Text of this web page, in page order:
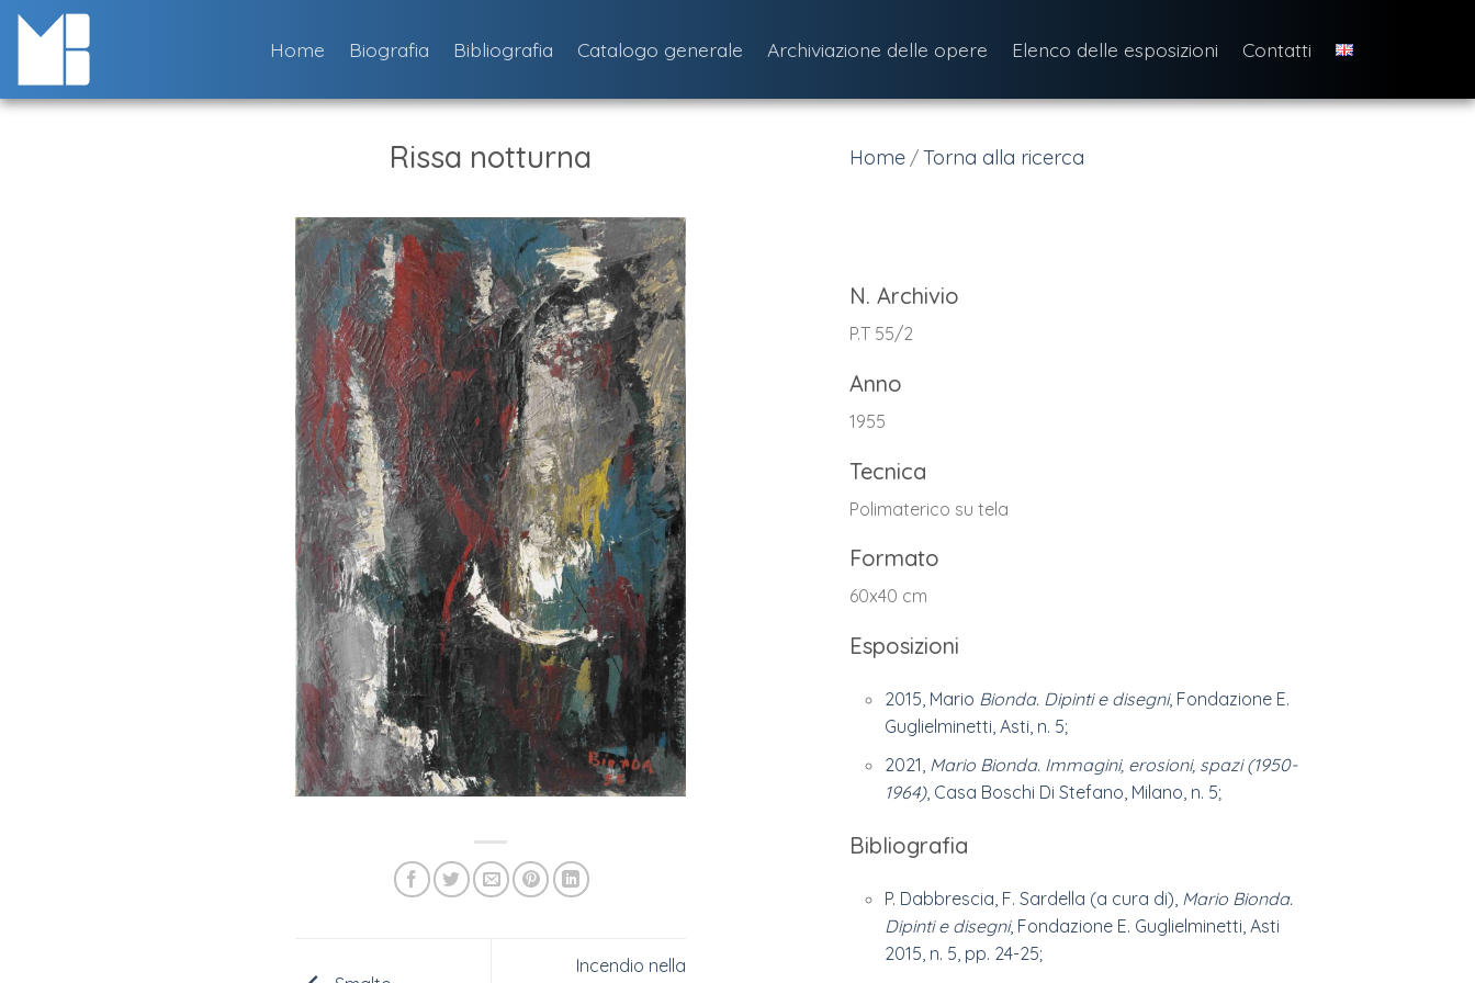
Skip
Home Biografia Bibliografia Catalogo generale Archiviazione delle opere Elenco delle esposizioni Contatti
Rissa notturna
Incendio nella
Home / Torna alla ricerca
N. Archivio
P.T 55/2
Anno
1955
Tecnica
Polimaterico su tela
Formato
60x40 cm
Esposizioni
2015, Mario Bionda. Dipinti e disegni, Fondazione E.
Guglielminetti, Asti, n. 5;
2021, Mario Bionda. Immagini, erosioni, spazi (1950-
1964), Casa Boschi Di Stefano, Milano, n. 5;
Bibliografia
P. Dabbrescia, F. Sardella (a cura di), Mario Bionda.
Dipinti e disegni, Fondazione E. Guglielminetti, Asti
2015, n. 5, pp. 24-25;